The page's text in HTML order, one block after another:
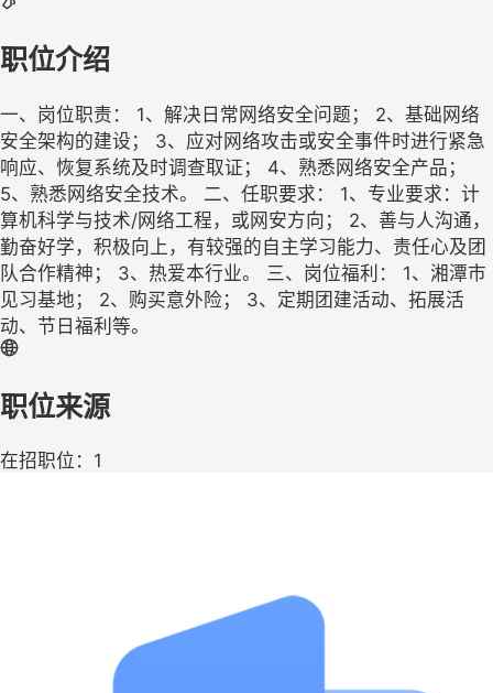
职位介绍
一、岗位职责： 1、解决日常网络安全问题； 2、基础网络
安全架构的建设； 3、应对网络攻击或安全事件时进行紧急
响应、恢复系统及时调查取证； 4、熟悉网络安全产品；
5、熟悉网络安全技术。 二、任职要求： 1、专业要求：计
算机科学与技术/网络工程，或网安方向； 2、善与人沟通，
勤奋好学，积极向上，有较强的自主学习能力、责任心及团
队合作精神； 3、热爱本行业。 三、岗位福利： 1、湘潭市
见习基地； 2、购买意外险； 3、定期团建活动、拓展活
动、节日福利等。
职位来源
在招职位：1